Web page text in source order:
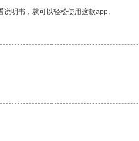
明书，就可以轻松使用这款app。